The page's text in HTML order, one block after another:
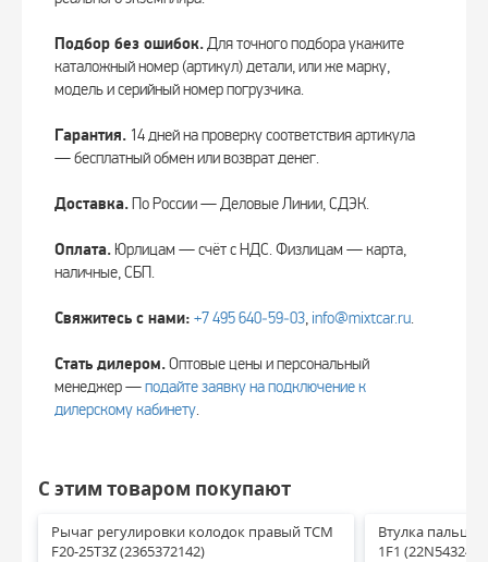
Подбор без ошибок.Для точного подбора укажите
каталожный номер (артикул) детали, или же марку,
модель и серийный номер погрузчика.
Гарантия. 14 дней на проверку соответствия артикула
— бесплатный обмен или возврат денег.
Доставка.По России — Деловые Линии, СДЭК.
Оплата. Юрлицам — счёт с НДС. Физлицам — карта,
наличные, СБП.
Свяжитесь с нами: +7 495 640‑59‑03, info@mixtcar.ru.
Стать дилером.Оптовые цены и персональный
менеджер —подайте заявку на подключение к
дилерскому кабинету.
С этим товаром покупают
Рычаг регулировки колодок правый TCM
F20-25T3Z (2365372142)
Втулка пальца
1F1